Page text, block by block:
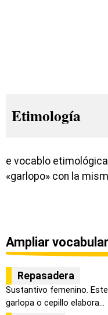
Etimología
e vocablo
«garlopo» con la
Ampliar
Repasadera
Sustantivo femenino.
garlopa o cepillo elabora...